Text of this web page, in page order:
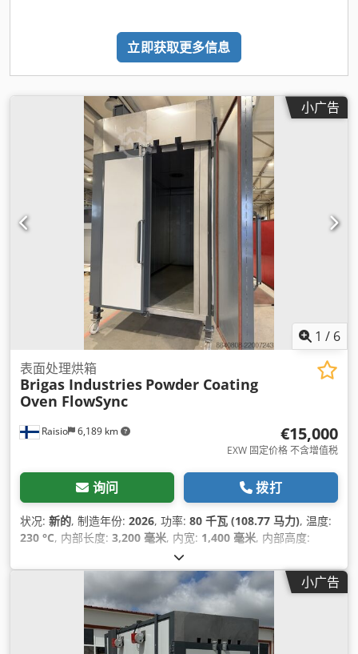
立即获取更多信息
小广告
1 / 6
Raisio 6,189 km
表面处理烘箱
Brigas Industries Powder Coating
Oven FlowSync
€15,000
EXW 固定价格 不含增值税
询问 拨打
状况: 新的, 制造年份: 2026, 功率: 80 千瓦 (108.77 马力), 温度:
230 °C, 内部长度: 3,200 毫米, 内宽: 1,400 毫米, 内部高度:
3,960 毫米, 总宽度:
3,370 毫米, 控制类型:PLC 控制, 设备:CE标志,
小广告